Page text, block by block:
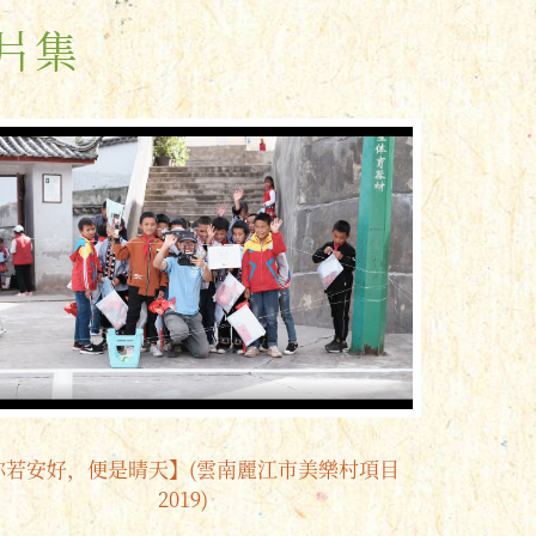
集
若安好，便是晴天】(雲南麗江市美樂村項目
2019)